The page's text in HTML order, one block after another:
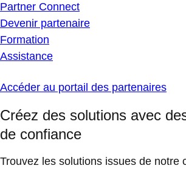
Partner Connect
Devenir partenaire
Formation
Assistance
Accéder au portail des partenaires
Créez des solutions avec
de confiance
Trouvez les solutions issues de notre